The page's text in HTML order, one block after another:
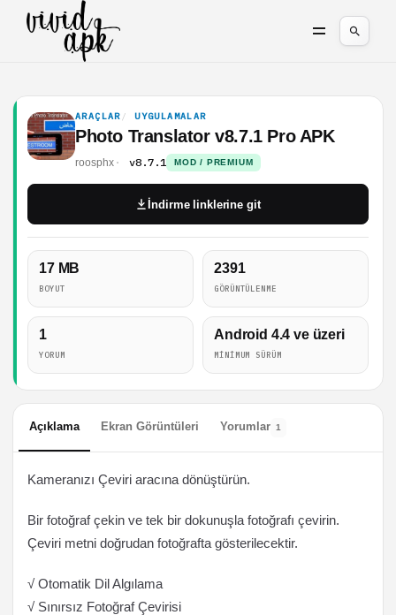
ARAÇLAR UYGULAMALAR
Photo Translator v8.7.1 Pro APK
roosphx v8.7.1 MOD / PREMIUM
17 MB
BOYUT
2391
GÖRÜNTÜLENME
1
YORUM
Android 4.4 ve üzeri
MINIMUM SÜRÜM
İndirme linklerine git
Açıklama Ekran Görüntüleri Yorumlar 1
Kameranızı Çeviri aracına dönüştürün.
Bir fotoğraf çekin ve tek bir dokunuşla fotoğrafı çevirin.
Çeviri metni doğrudan fotoğrafta gösterilecektir.
√ Otomatik Dil Algılama
√ Sınırsız Fotoğraf Çevirisi